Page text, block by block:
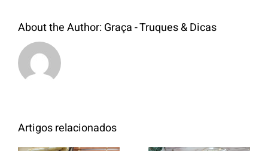
About the Author:Graça - Truques & Dicas
Artigos relacionados